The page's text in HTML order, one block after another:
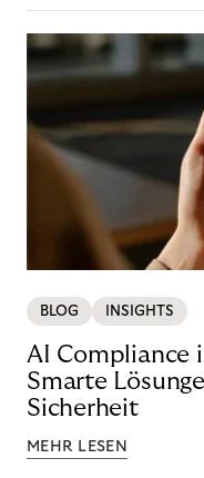
BLOG INSIGHTS
AI Compliance
Smarte
Sicherheit
MEHR LESEN